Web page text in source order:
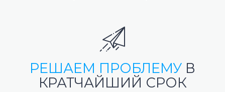
РЕШАЕМ ПРОБЛЕМУ В
КРАТЧАЙШИЙ СРОК